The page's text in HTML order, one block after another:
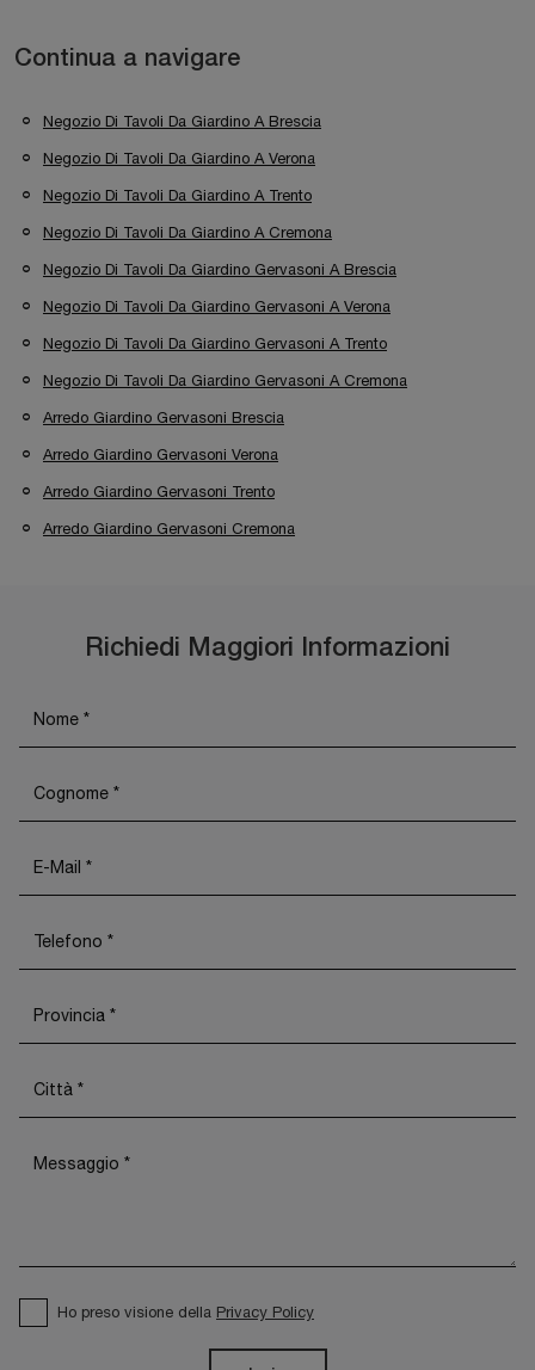
Continua a navigare
Negozio Di Tavoli Da Giardino A Brescia
Negozio Di Tavoli Da Giardino A Verona
Negozio Di Tavoli Da Giardino A Trento
Negozio Di Tavoli Da Giardino A Cremona
Negozio Di Tavoli Da Giardino Gervasoni A Brescia
Negozio Di Tavoli Da Giardino Gervasoni A Verona
Negozio Di Tavoli Da Giardino Gervasoni A Trento
Negozio Di Tavoli Da Giardino Gervasoni A Cremona
Arredo Giardino Gervasoni Brescia
Arredo Giardino Gervasoni Verona
Arredo Giardino Gervasoni Trento
Arredo Giardino Gervasoni Cremona
Richiedi Maggiori Informazioni
Ho preso visione della Privacy Policy